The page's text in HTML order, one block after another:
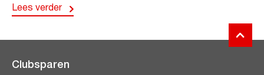
Lees verder
Clubsparen